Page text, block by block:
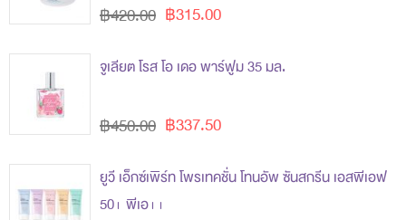
฿315.00
฿420.00
จูเลียต โรส โอ เดอ พาร์ฟูม 35 มล.
฿337.50
฿450.00
ยูวี เอ็กซ์เพิร์ท โพรเทคชั่น โทนอัพ ซันสกรีน เอสพีเอฟ
50+ พีเอ++